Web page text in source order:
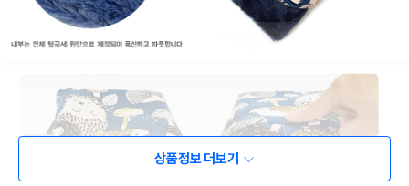
상품정보 더보기